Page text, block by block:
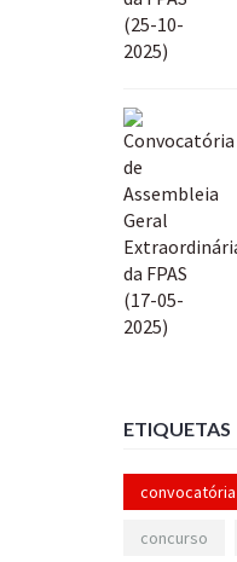
ETIQUETAS
convocatória
concurso